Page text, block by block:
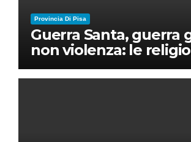
Provincia Di Pisa
Guerra Santa, guerra
non violenza: le
nuovo disordine